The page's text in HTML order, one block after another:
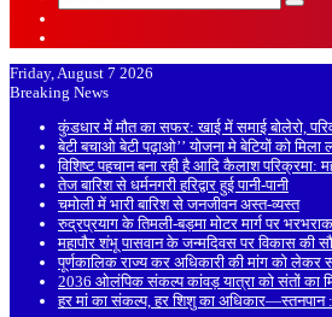
Friday, August 7 2026
Breaking News
कुंडधार में मौत का सफर: खाई में समाई बोलेरो,
बेटी बचाओ बेटी पढ़ाओ’’ योजना मे बेटियों को
विशिष्ट पहचान बना रही है आदि कैलाश परिक्रमा:
तेज बारिश से धर्मनगरी हरिद्वार हुई पानी-पानी
चमोली में भारी बारिश से जनजीवन अस्त-व्यस्त
रुद्रप्रयाग के तिमली-बड़मा मोटर मार्ग पर
महापौर शंभू पासवान के जन्मदिवस पर विकास की
पूर्णकालिक राज्य कर अधिकारी की मांग को लेकर
2036 ओलंपिक संकल्प कांवड़ यात्रा को संतों का
हर मां का संकल्प, हर शिशु का अधिकार—स्तनपान